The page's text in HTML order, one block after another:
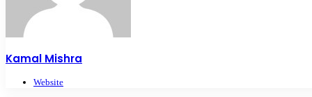
Kamal Mishra
Website